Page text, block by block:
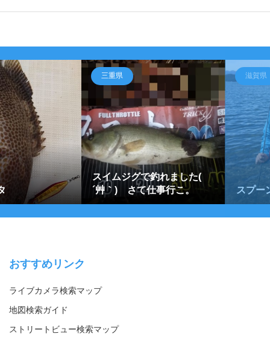
三重県
スイムジグで釣れました(
´艸｀) さて仕事行こ。
滋賀県
スプー
おすすめリンク
ライブカメラ検索マップ
地図検索ガイド
ストリートビュー検索マップ